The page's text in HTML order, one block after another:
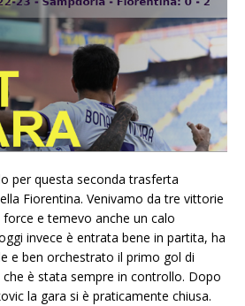
per questa seconda trasferta
Fiorentina. Venivamo da tre vittorie
force e temevo anche un calo
invece è entrata bene in partita, ha
e ben orchestrato il primo gol di
è stata sempre in controllo. Dopo
la gara si è praticamente chiusa.